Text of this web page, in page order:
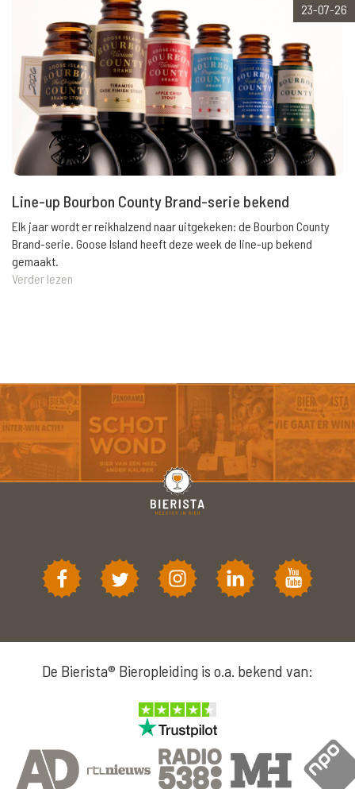
23-07-26
Line-up Bourbon County Brand-serie bekend
Elk jaar wordt er reikhalzend naar uitgekeken: de Bourbon County
Brand-serie. Goose Island heeft deze week de line-up bekend
gemaakt.
Verder lezen
De Bierista® Bieropleiding is o.a. bekend van: